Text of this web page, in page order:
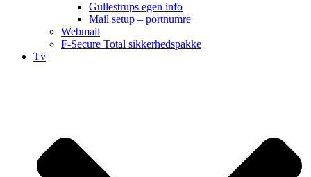
Gullestrups egen info
Mail setup – portnumre
Webmail
F-Secure Total sikkerhedspakke
Tv